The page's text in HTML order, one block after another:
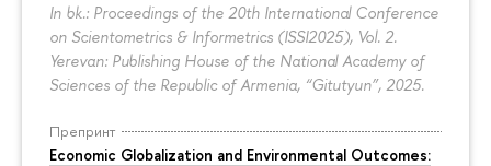
In bk.: Proceedings of the 20th International Conference
on Scientometrics & Informetrics (ISSI2025), Vol. 2.
Yerevan: Publishing House of the National Academy of
Sciences of the Republic of Armenia, “Gitutyun”, 2025.
Препринт
Economic Globalization and Environmental Outcomes: